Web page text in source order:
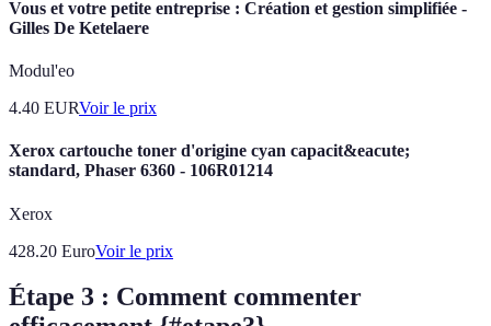
Vous et votre petite entreprise : Création et gestion simplifiée -
Gilles De Ketelaere
Modul'eo
4.40 EURVoir le prix
Xerox cartouche toner d'origine cyan capacit&eacute;
standard, Phaser 6360 - 106R01214
Xerox
428.20 EuroVoir le prix
Étape 3 : Comment commenter